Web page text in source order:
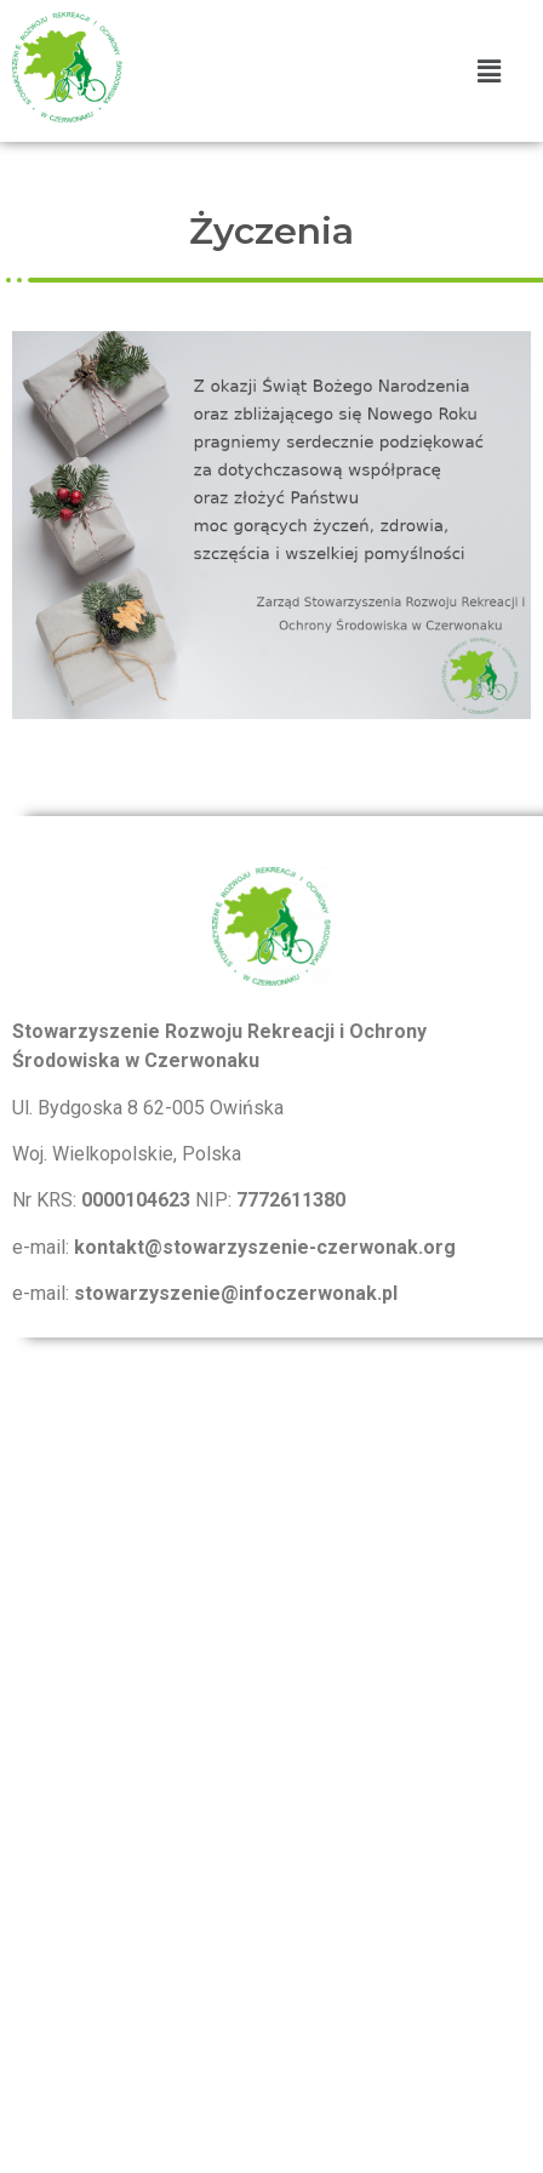
Życzenia
Stowarzyszenie Rozwoju Rekreacji i Ochrony
Środowiska w Czerwonaku
Ul. Bydgoska 8 62-005 Owińska
Woj. Wielkopolskie, Polska
Nr KRS: 0000104623 NIP: 7772611380
e-mail: kontakt@stowarzyszenie-czerwonak.org
e-mail: stowarzyszenie@infoczerwonak.pl